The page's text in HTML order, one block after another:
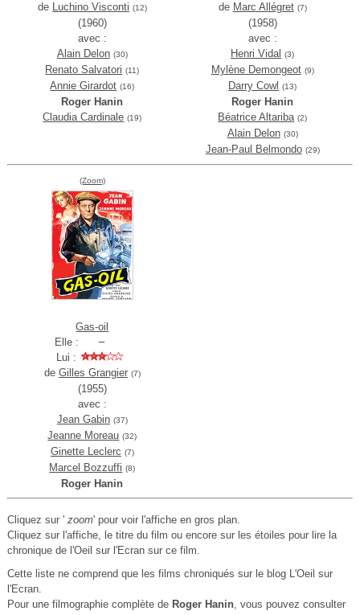
de Luchino Visconti (12)
(1960)
avec :
Alain Delon (30)
Renato Salvatori (11)
Annie Girardot (16)
Roger Hanin
Claudia Cardinale (19)
de Marc Allégret (7)
(1958)
avec :
Henri Vidal (3)
Mylène Demongeot (9)
Darry Cowl (13)
Roger Hanin
Béatrice Altariba (2)
Alain Delon (30)
Jean-Paul Belmondo (29)
(Zoom)
Gas-oil
Elle :
Lui :
de Gilles Grangier (7)
(1955)
avec :
Jean Gabin (37)
Jeanne Moreau (32)
Ginette Leclerc (7)
Marcel Bozzuffi (8)
Roger Hanin
Cliquez sur ' zoom' pour voir l'affiche en gros plan.
Cliquez sur l'affiche, le titre du film ou encore sur les étoiles pour lire la
chronique de l'Oeil sur l'Ecran sur ce film.
Cette liste ne comprend que les films chroniqués sur le blog L'Oeil sur
l'Ecran.
Pour une filmographie complète de Roger Hanin, vous pouvez consulter